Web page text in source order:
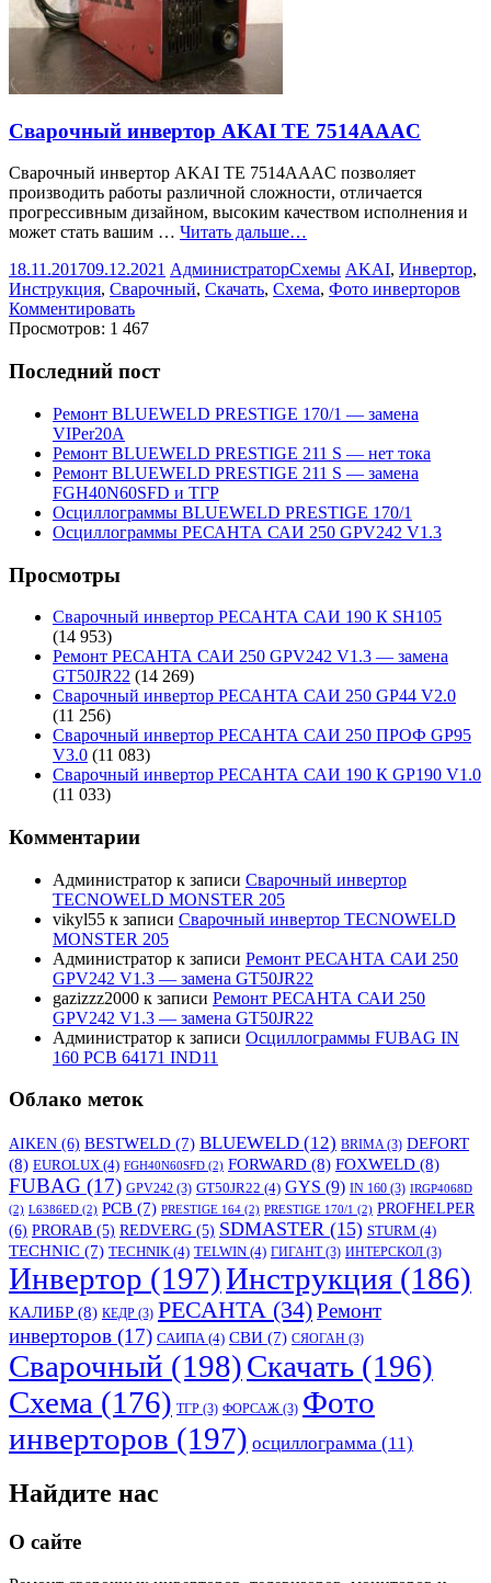
Сварочный инвертор AKAI TE 7514AAAC
Сварочный инвертор AKAI TE 7514AAAC позволяет
производить работы различной сложности, отличается
прогрессивным дизайном, высоким качеством исполнения и
может стать вашим … Читать дальше…
18.11.201709.12.2021 АдминистраторСхемы AKAI, Инвертор,
Инструкция, Сварочный, Скачать, Схема, Фото инверторов
Комментировать
Просмотров: 1 467
Последний пост
Ремонт BLUEWELD PRESTIGE 170/1 — замена
VIPer20A
Ремонт BLUEWELD PRESTIGE 211 S — нет тока
Ремонт BLUEWELD PRESTIGE 211 S — замена
FGH40N60SFD и ТГР
Осциллограммы BLUEWELD PRESTIGE 170/1
Осциллограммы РЕСАНТА САИ 250 GPV242 V1.3
Просмотры
Сварочный инвертор РЕСАНТА САИ 190 К SH105
(14 953)
Ремонт РЕСАНТА САИ 250 GPV242 V1.3 — замена
GT50JR22 (14 269)
Сварочный инвертор РЕСАНТА САИ 250 GP44 V2.0
(11 256)
Сварочный инвертор РЕСАНТА САИ 250 ПРОФ GP95
V3.0 (11 083)
Сварочный инвертор РЕСАНТА САИ 190 К GP190 V1.0
(11 033)
Комментарии
Администратор к записи Сварочный инвертор
TECNOWELD MONSTER 205
vikyl55 к записи Сварочный инвертор TECNOWELD
MONSTER 205
Администратор к записи Ремонт РЕСАНТА САИ 250
GPV242 V1.3 — замена GT50JR22
gazizzz2000 к записи Ремонт РЕСАНТА САИ 250
GPV242 V1.3 — замена GT50JR22
Администратор к записи Осциллограммы FUBAG IN
160 PCB 64171 IND11
Облако меток
AIKEN (6) BESTWELD (7) BLUEWELD (12) BRIMA(3) DEFORT
(8) EUROLUX (4) FGH40N60SFD (2) FORWARD (8) FOXWELD (8)
FUBAG (17) GPV242 (3) GT50JR22 (4) GYS (9) IN 160 (3) IRGP4068D
(2) L6386ED (2) PCB (7) PRESTIGE 164 (2) PRESTIGE 170/1 (2) PROFHELPER
(6) PRORAB (5) REDVERG (5) SDMASTER (15) STURM (4)
TECHNIC (7) TECHNIK (4) TELWIN (4) ГИГАНТ(3) ИНТЕРСКОЛ (3)
Инвертор (197)Инструкция (186)
КАЛИБР (8) КЕДР (3) РЕСАНТА (34)Ремонт
инверторов (17) САИПА(4) СВИ (7) СЯОГАН (3)
Сварочный (198)Скачать (196)
Схема (176) ТГР (3) ФОРСАЖ (3) Фото
инверторов (197) осциллограмма (11)
Найдите нас
О сайте